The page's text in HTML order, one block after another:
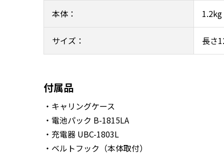
本体：
サイズ： 長さ
付属品
・キャリングケース
・電池パック B-1815LA
・充電器 UBC-1803L
・ベルトフック（本体取付）